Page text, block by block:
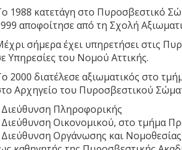
1988 κατετάγη στο Πυροσβεστικό
αποφοίτησε από τη Σχολή
σήμερα έχει υπηρετήσει στις
Υπηρεσίες του Νομού Αττικής.
2000 διατέλεσε αξιωματικός στο
Αρχηγείο του Πυροσβεστικού
Πληροφορικής
Οικονομικού, στο τμήμα
Οργάνωσης και